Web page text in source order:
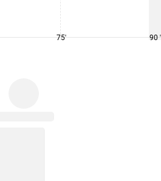
75' 90 '